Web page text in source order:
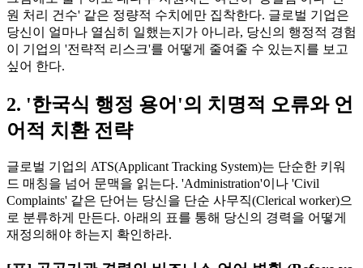
원 처리 건수' 같은 정량적 수치에만 집착한다. 글로벌 기업은
당신이 얼마나 열심히 일했는지가 아니라, 당신의 행정적 경험
이 기업의 '전략적 리스크'를 어떻게 줄여줄 수 있는지를 보고
싶어 한다.
2. '한국식 행정 용어'의 치명적 오류와 언
어적 치환 전략
글로벌 기업의 ATS(Applicant Tracking System)는 단순한 키워
드 매칭을 넘어 문맥을 읽는다. 'Administration'이나 'Civil
Complaints' 같은 단어는 당신을 단순 사무직(Clerical worker)으
로 분류하게 만든다. 아래의 표를 통해 당신의 경력을 어떻게
재정의해야 하는지 확인하라.